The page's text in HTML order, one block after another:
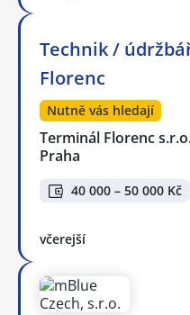
Technik /
Florenc
Nutně vás hledají
Terminál Florenc
Praha
40 000 – 50 000 Kč
včerejší